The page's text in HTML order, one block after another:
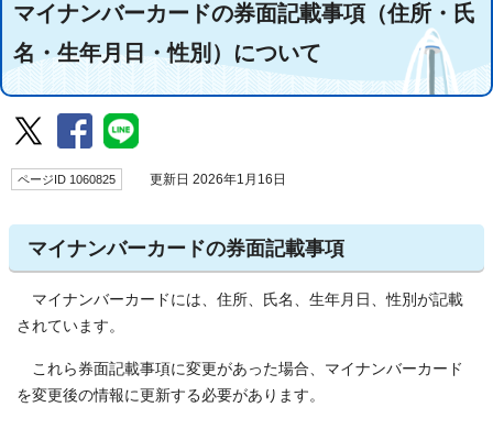
マイナンバーカードの券面記載事項（住所・氏
名・生年月日・性別）について
ページID 1060825 更新日 2026年1月16日
マイナンバーカードの券面記載事項
マイナンバーカードには、住所、氏名、生年月日、性別が記載
されています。
これら券面記載事項に変更があった場合、マイナンバーカード
を変更後の情報に更新する必要があります。